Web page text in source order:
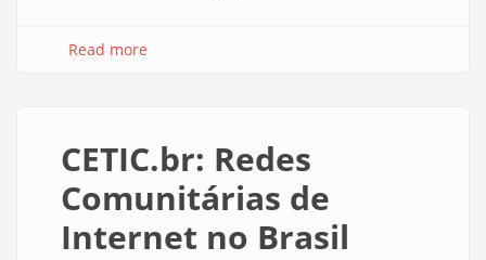
Read more
CETIC.br: Redes
Comunitárias de
Internet no Brasil